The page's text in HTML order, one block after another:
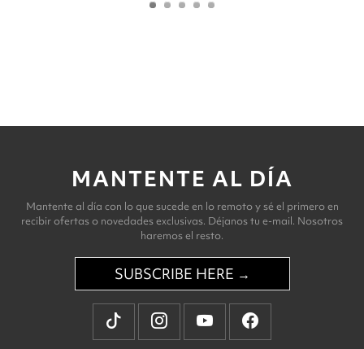
MANTENTE AL DÍA
Mantente al día con lo que sucede en lo remoto y sé el primero en
recibir ofertas o novedades exclusivas. Déjanos tu e-mail. Nosotros
haremos el resto.
SUBSCRIBE HERE →